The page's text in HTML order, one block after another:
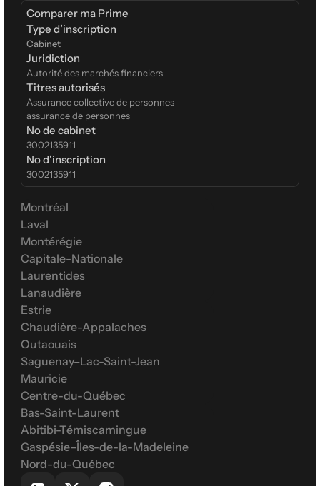
Comparer ma Prime
Type d’inscription
Cabinet
Juridiction
Autorité des marchés financiers
Titres autorisés
Assurance collective de personnes
assurance de personnes
No de cabinet
3002135911
No d'inscription
3002135911
Montréal
Laval
Montérégie
Capitale-Nationale
Laurentides
Lanaudière
Estrie
Chaudière-Appalaches
Outaouais
Saguenay–Lac-Saint-Jean
Mauricie
Centre-du-Québec
Bas-Saint-Laurent
Abitibi-Témiscamingue
Gaspésie–Îles-de-la-Madeleine
Nord-du-Québec